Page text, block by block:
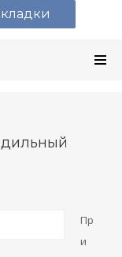
Пр
и